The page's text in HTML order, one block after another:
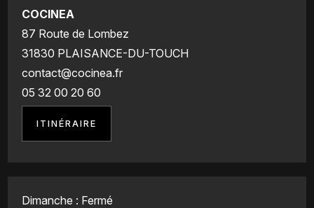
COCINEA
87 Route de Lombez
31830 PLAISANCE-DU-TOUCH
contact@cocinea.fr
05 32 00 20 60
ITINÉRAIRE
Dimanche : Fermé